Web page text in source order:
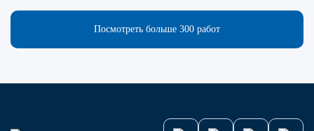
Посмотреть больше 300 работ